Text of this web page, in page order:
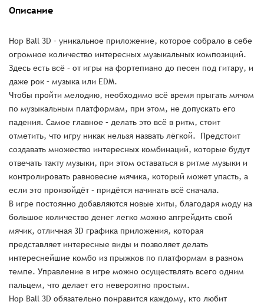
Описание
Hop Ball 3D – уникальное приложение, которое собрало в себе
огромное количество интересных музыкальных композиций.
Здесь есть всё – от игры на фортепиано до песен под гитару, и
даже рок – музыка или EDM.
Чтобы пройти мелодию, необходимо всё время прыгать мячом
по музыкальным платформам, при этом, не допускать его
падения. Самое главное – делать это всё в ритм, стоит
отметить, что игру никак нельзя назвать лёгкой. Предстоит
создавать множество интересных комбинаций, которые будут
отвечать такту музыки, при этом оставаться в ритме музыки и
контролировать равновесие мячика, который может упасть, а
если это произойдёт – придётся начинать всё сначала.
В игре постоянно добавляются новые хиты, благодаря моду на
большое количество денег легко можно апгрейдить свой
мячик, отличная 3D графика приложения, которая
представляет интересные виды и позволяет делать
интереснейшие комбо из прыжков по платформам в разном
темпе. Управление в игре можно осуществлять всего одним
пальцем, что делает его невероятно простым.
Hop Ball 3D обязательно понравится каждому, кто любит